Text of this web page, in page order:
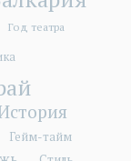
Год театра
Гейм-тайм